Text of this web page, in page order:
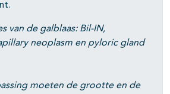
van de galblaas: Bil-IN,
neoplasm en pyloric gland
moeten de grootte en de